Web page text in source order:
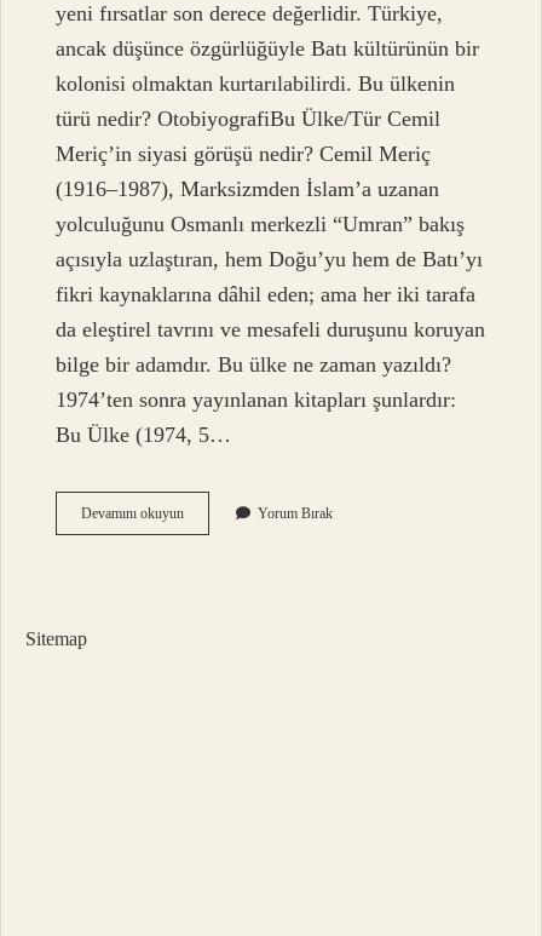
yeni fırsatlar son derece değerlidir. Türkiye,
ancak düşünce özgürlüğüyle Batı kültürünün bir
kolonisi olmaktan kurtarılabilirdi. Bu ülkenin
türü nedir? OtobiyografiBu Ülke/Tür Cemil
Meriç’in siyasi görüşü nedir? Cemil Meriç
(1916–1987), Marksizmden İslam’a uzanan
yolculuğunu Osmanlı merkezli “Umran” bakış
açısıyla uzlaştıran, hem Doğu’yu hem de Batı’yı
fikri kaynaklarına dâhil eden; ama her iki tarafa
da eleştirel tavrını ve mesafeli duruşunu koruyan
bilge bir adamdır. Bu ülke ne zaman yazıldı?
1974’ten sonra yayınlanan kitapları şunlardır:
Bu Ülke (1974, 5…
Devamını okuyunCemil
Meriç
Yorum Bırak
Sitemap